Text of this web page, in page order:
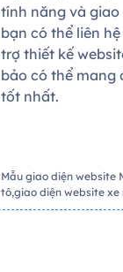
tính năng và
bạn có thể liên
trợ thiết kế
bảo có thể mang
tốt nhất.
Mẫu giao diện website
tô,giao diện website